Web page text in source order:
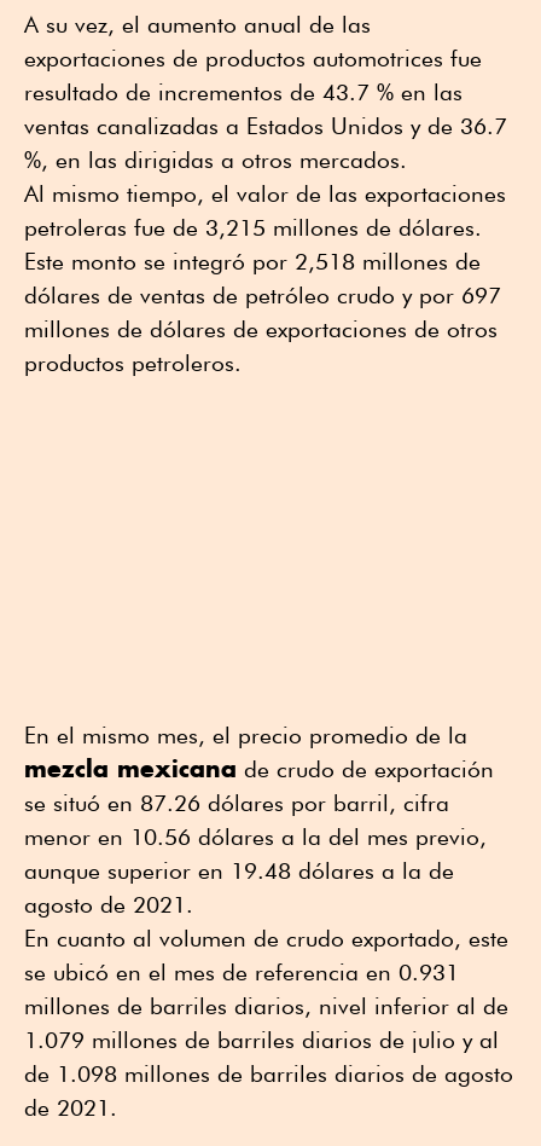
A su vez, el aumento anual de las
exportaciones de productos automotrices fue
resultado de incrementos de 43.7 % en las
ventas canalizadas a Estados Unidos y de 36.7
%, en las dirigidas a otros mercados.
Al mismo tiempo, el valor de las exportaciones
petroleras fue de 3,215 millones de dólares.
Este monto se integró por 2,518 millones de
dólares de ventas de petróleo crudo y por 697
millones de dólares de exportaciones de otros
productos petroleros.
En el mismo mes, el precio promedio de la
mezcla mexicana de crudo de exportación
se situó en 87.26 dólares por barril, cifra
menor en 10.56 dólares a la del mes previo,
aunque superior en 19.48 dólares a la de
agosto de 2021.
En cuanto al volumen de crudo exportado, este
se ubicó en el mes de referencia en 0.931
millones de barriles diarios, nivel inferior al de
1.079 millones de barriles diarios de julio y al
de 1.098 millones de barriles diarios de agosto
de 2021.